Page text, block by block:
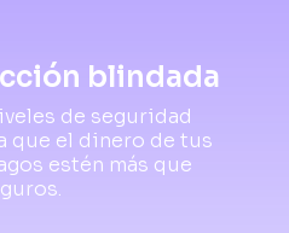
blindada
de seguridad
que el dinero de tus
estén más que